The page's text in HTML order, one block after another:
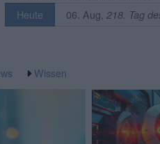
Heute 06. Aug, 218. Tag
Wissen